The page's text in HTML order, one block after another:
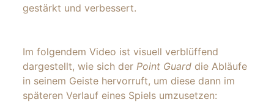
gestärkt und verbessert.
Im folgendem Video ist visuell verblüffend
dargestellt, wie sich der Point Guard die Abläufe
in seinem Geiste hervorruft, um diese dann im
späteren Verlauf eines Spiels umzusetzen: